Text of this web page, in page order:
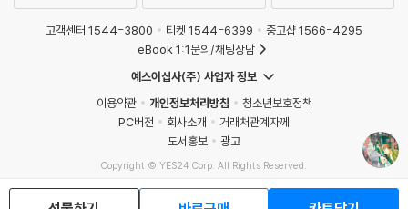
고객센터 1544-3800 티켓 1544-6399
중고샵 1566-4295
eBook 1:1문의/채팅상담
예스이십사(주) 사업자 정보
이용약관
개인정보처리방침
청소년보호정책
PC버전
회사소개
거래처관계자께
도서홍보
광고
Copyright © YES24 Corp. All Rights Reserved.